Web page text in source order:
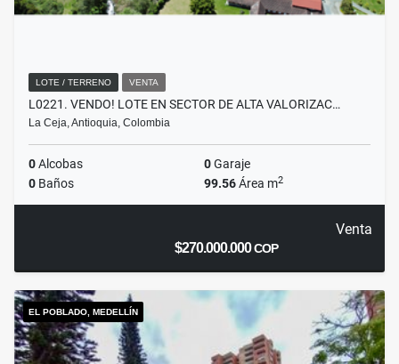
LOTE / TERRENO VENTA
L0221. VENDO! LOTE EN SECTOR DE ALTA VALORIZAC…
La Ceja, Antioquia, Colombia
0Alcobas 0Garaje
0 Baños 99.56Área m2
Venta
$270.000.000COP
EL POBLADO, MEDELLÍN